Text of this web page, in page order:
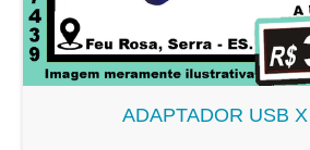
ADAPTADOR USB